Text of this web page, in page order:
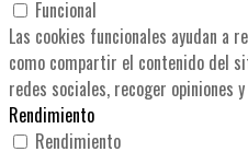
Funcional
Las cookies funcionales ayudan a
como compartir el contenido del
redes sociales, recoger
Rendimiento
Rendimiento